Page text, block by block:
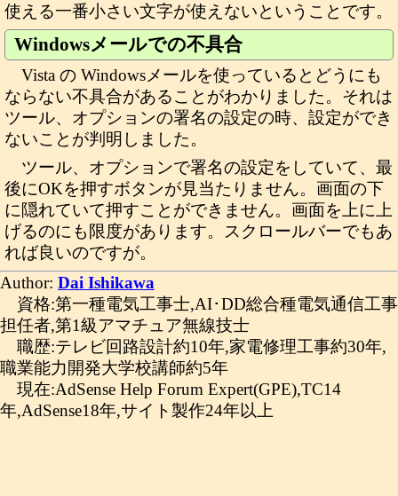
使える一番小さい文字が使えないということです。
Windowsメールでの不具合
Vista の Windowsメールを使っているとどうにも
ならない不具合があることがわかりました。それは
ツール、オプションの署名の設定の時、設定ができ
ないことが判明しました。
ツール、オプションで署名の設定をしていて、最
後にOKを押すボタンが見当たりません。画面の下
に隠れていて押すことができません。画面を上に上
げるのにも限度があります。スクロールバーでもあ
れば良いのですが。
Author: Dai Ishikawa
資格:第一種電気工事士,AI･DD総合種電気通信工事
担任者,第1級アマチュア無線技士
職歴:テレビ回路設計約10年,家電修理工事約30年,
職業能力開発大学校講師約5年
現在:AdSense Help Forum Expert(GPE),TC14
年,AdSense18年,サイト製作24年以上